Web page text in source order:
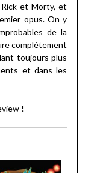
Rick et Morty, et
opus. On y
de la
complètement
toujours plus
et dans les
!